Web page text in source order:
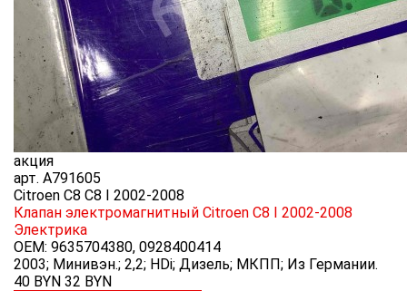
акция
арт. A791605
Citroen C8 C8 I 2002-2008
Клапан электромагнитный Citroen C8 I 2002-2008
Электрика
OEM: 9635704380, 0928400414
2003; Минивэн.; 2,2; HDi; Дизель; МКПП; Из Германии.
40 BYN 32 BYN